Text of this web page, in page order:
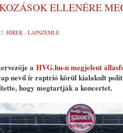
ELLENÉRE
HÍREK - LAPSZEMLE
a HVG.hu-n megjelent
nevű ír raptrió körül kialakult
hogy megtartják a koncertet.